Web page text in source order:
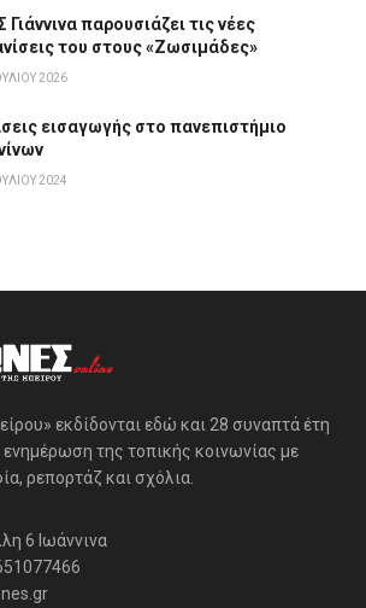
Γιάννινα παρουσιάζει τις νέες
του στους «Ζωσιμάδες»
2026
εισαγωγής στο πανεπιστήμιο
2024
εκδίδονται εδώ και 28 συναπτά έτη
της τοπικής κοινωνίας με
ρεπορτάζ και σχόλια.
6 Ιωάννινα